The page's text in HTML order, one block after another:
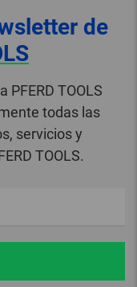
de
PFERD TOOLS
todas las
servicios y
TOOLS.